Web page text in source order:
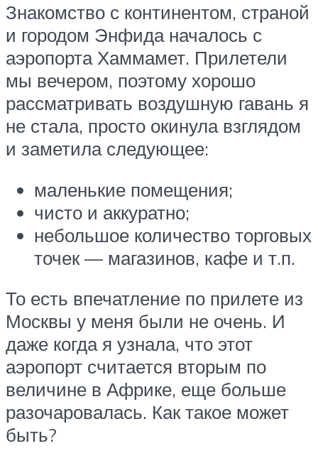
Знакомство с континентом, страной
и городом Энфида началось с
аэропорта Хаммамет. Прилетели
мы вечером, поэтому хорошо
рассматривать воздушную гавань я
не стала, просто окинула взглядом
и заметила следующее:
маленькие помещения;
чисто и аккуратно;
небольшое количество торговых
точек — магазинов, кафе и т.п.
То есть впечатление по прилете из
Москвы у меня были не очень. И
даже когда я узнала, что этот
аэропорт считается вторым по
величине в Африке, еще больше
разочаровалась. Как такое может
быть?